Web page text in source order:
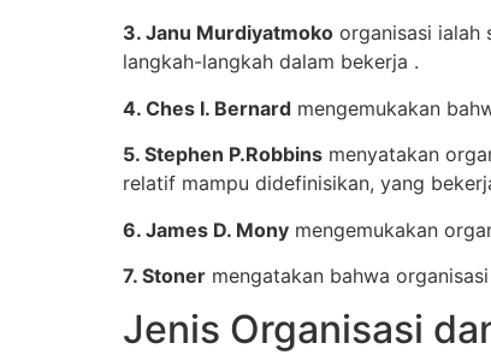
3. Janu Murdiyatmoko organisasi ialah
langkah-langkah dalam bekerja .
4. Ches I. Bernard mengemukakan
5. Stephen P.Robbins menyatakan
relatif mampu didefinisikan, yang
6. James D. Mony mengemukakan
7. Stoner mengatakan bahwa
Jenis Organisasi